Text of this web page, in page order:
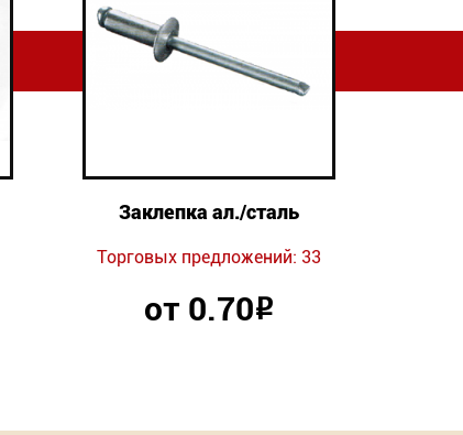
Заклепка ал./сталь
Торговых предложений: 33
от 0.70Р